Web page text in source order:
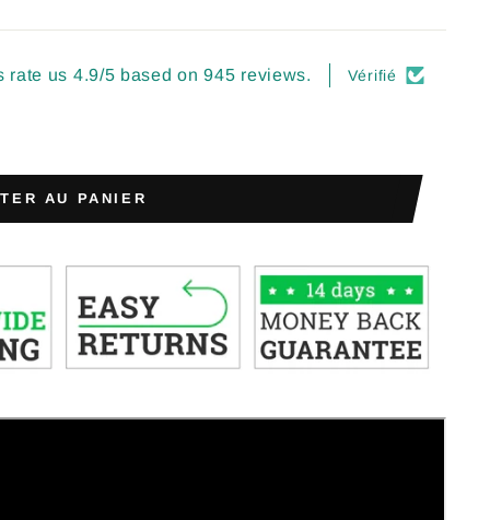
rate us 4.9/5 based on 945 reviews. Vérifié
AU PANIER